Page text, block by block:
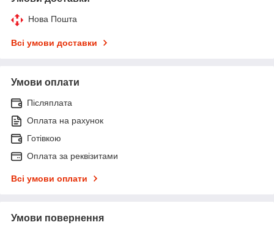
Нова Пошта
Всі умови доставки
Умови оплати
Післяплата
Оплата на рахунок
Готівкою
Оплата за реквізитами
Всі умови оплати
Умови повернення